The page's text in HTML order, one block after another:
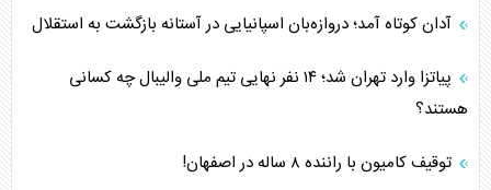
آدان کوتاه آمد؛ دروازه‌بان اسپانیایی در آستانه بازگشت به استقلال
پیاتزا وارد تهران شد؛ ۱۴ نفر نهایی تیم ملی والیبال چه کسانی
هستند؟
توقیف کامیون با راننده ۸ ساله در اصفهان!